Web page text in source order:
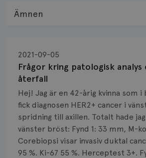
Frågor kring patologisk
återfall
2021-09-05
Hej! Jag är en 42-årig kvinna som i
fick diagnosen HER2+ cancer i
spridning till axillen. Totalt hade
vänster bröst: Fynd 1: 33 mm, M-
Corebiopsi visar invasiv duktal
95 %. Ki-67 55 %. Herceptest 3+.
Ämnen
Biopsi
Biverkningar
Bröstvårta
Knöl
Läkemedel